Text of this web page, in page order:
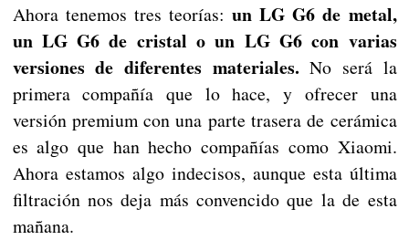
Ahora tenemos tres teorías: un LG G6 de metal,
un LG G6 de cristal o un LG G6 con varias
versiones de diferentes materiales. No será la
primera compañía que lo hace, y ofrecer una
versión premium con una parte trasera de cerámica
es algo que han hecho compañías como Xiaomi.
Ahora estamos algo indecisos, aunque esta última
filtración nos deja más convencido que la de esta
mañana.